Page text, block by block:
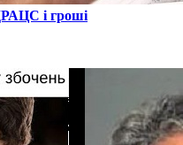
і гроші